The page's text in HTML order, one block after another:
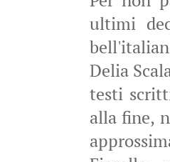
ultimi
Delia
testi
alla fine,